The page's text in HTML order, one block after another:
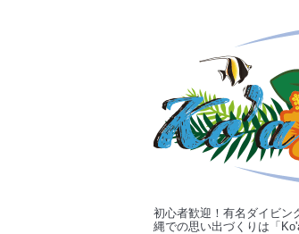
初心者歓迎！有名ダイビン
縄での思い出づくりは「